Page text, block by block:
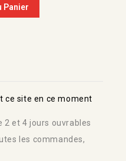
Panier
ce site en ce moment
2 et 4 jours ouvrables
les commandes,